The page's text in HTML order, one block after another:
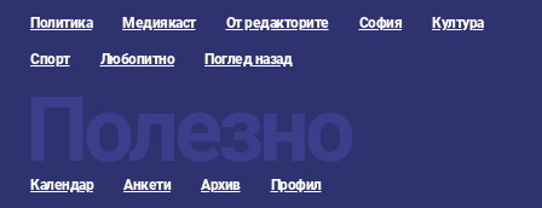
Политика Медиякаст От редакторите София Култура
Спорт Любопитно Поглед назад
Полезно
Календар Анкети Архив Профил